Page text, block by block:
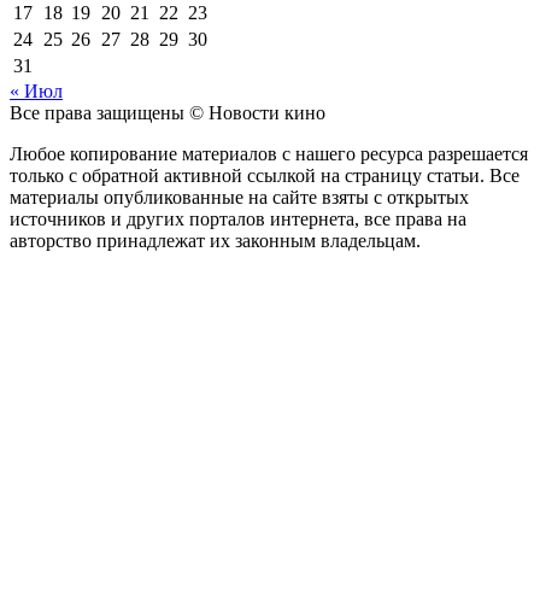
17 18 19 20 21 22 23
24 25 26 27 28 29 30
31
« Июл
Все права защищены © Новости кино
Любое копирование материалов с нашего ресурса разрешается
только с обратной активной ссылкой на страницу статьи. Все
материалы опубликованные на сайте взяты с открытых
источников и других порталов интернета, все права на
авторство принадлежат их законным владельцам.